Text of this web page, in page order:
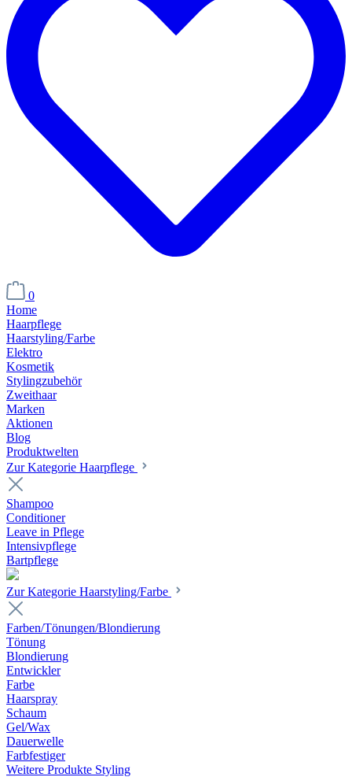
0
Home
Haarpflege
Haarstyling/Farbe
Elektro
Kosmetik
Stylingzubehör
Zweithaar
Marken
Aktionen
Blog
Produktwelten
Zur Kategorie Haarpflege
Shampoo
Conditioner
Leave in Pflege
Intensivpflege
Bartpflege
Zur Kategorie Haarstyling/Farbe
Farben/Tönungen/Blondierung
Tönung
Blondierung
Entwickler
Farbe
Haarspray
Schaum
Gel/Wax
Dauerwelle
Farbfestiger
Weitere Produkte Styling